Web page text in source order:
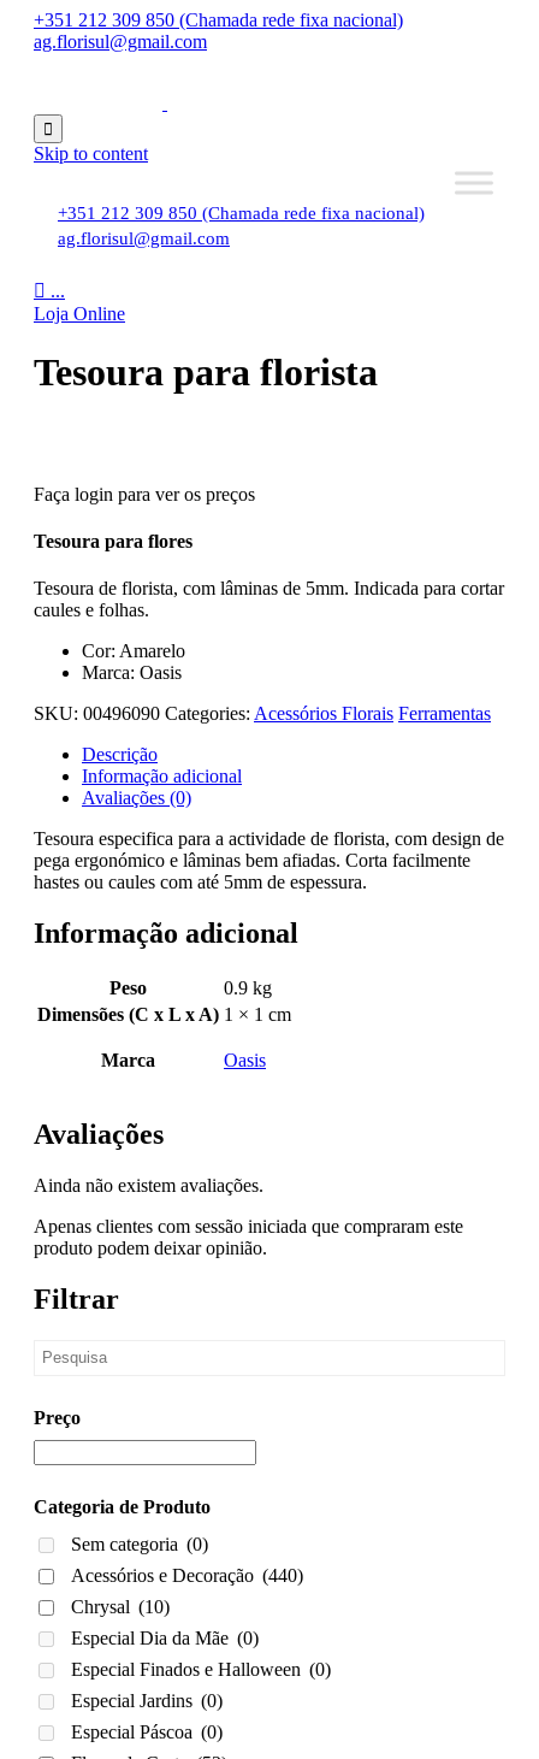
+351 212 309 850 (Chamada rede fixa nacional)
ag.florisul@gmail.com

Skip to content
+351 212 309 850 (Chamada rede fixa nacional)
ag.florisul@gmail.com
 ...
Loja Online
Tesoura para florista
Faça login para ver os preços
Tesoura para flores
Tesoura de florista, com lâminas de 5mm. Indicada para cortar
caules e folhas.
Cor: Amarelo
Marca: Oasis
SKU: 00496090 Categories: Acessórios Florais Ferramentas
Descrição
Informação adicional
Avaliações (0)
Tesoura especifica para a actividade de florista, com design de
pega ergonómico e lâminas bem afiadas. Corta facilmente
hastes ou caules com até 5mm de espessura.
Informação adicional
Peso
0.9 kg
Dimensões (C x L x A) 1 × 1 cm
Marca Oasis
Avaliações
Ainda não existem avaliações.
Apenas clientes com sessão iniciada que compraram este
produto podem deixar opinião.
Filtrar
Preço
Categoria de Produto
Sem categoria (0)
Acessórios e Decoração (440)
Chrysal (10)
Especial Dia da Mãe (0)
Especial Finados e Halloween (0)
Especial Jardins (0)
Especial Páscoa (0)